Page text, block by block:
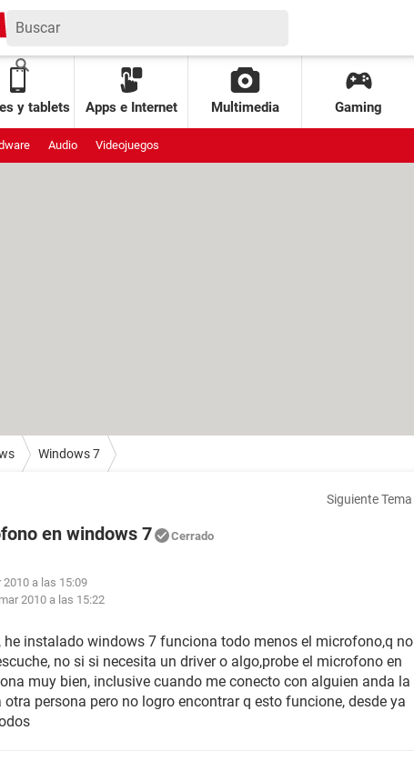
y tablets Apps e Internet Multimedia Gaming
Audio Videojuegos
Windows 7
Siguiente Tema
en windows 7 Cerrado
2010 a las 15:09
2010 a las 15:22
he instalado windows 7 funciona todo menos el microfono,q no
no si si necesita un driver o algo,probe el microfono en
muy bien, inclusive cuando me conecto con alguien anda la
persona pero no logro encontrar q esto funcione, desde ya